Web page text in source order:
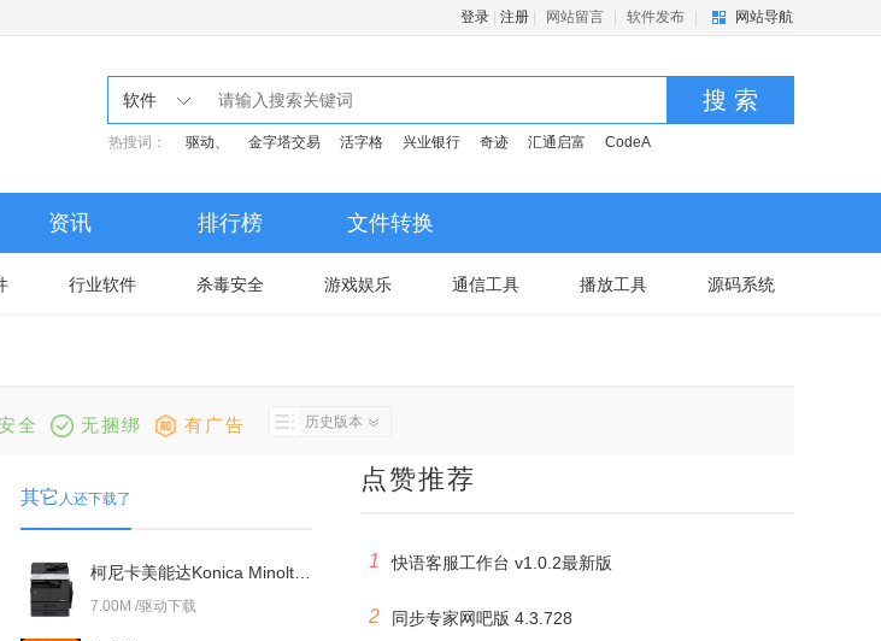
登录 注册 网站留言 软件发布 网站导航
软件 搜 索
热搜词： 驱动、 金字塔交易 活字格 兴业银行 奇迹 汇通启富 CodeA
资讯 排行榜 文件转换
行业软件 杀毒安全 游戏娱乐 通信工具 播放工具 源码系统
全 无捆绑 有广告 历史版本
其它 人还下载了
7.00M /驱动下载
点赞推荐
1 快语客服工作台 v1.0.2最新版
2 同步专家网吧版 4.3.728